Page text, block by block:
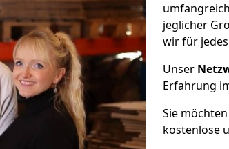
jeglicher
wir für
Unser
Erfahrung
Sie
kostenlose